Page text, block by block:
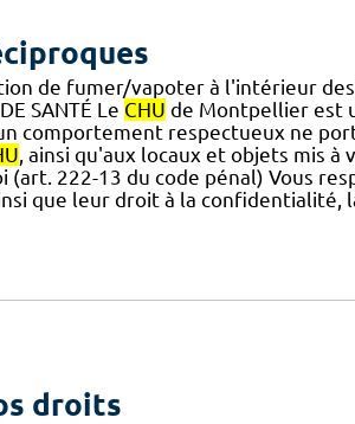
de fumer/vapoter à l'intérieur
SANTÉ Le CHU de Montpellier est
comportement respectueux ne
, ainsi qu'aux locaux et objets mis
222-13 du code pénal) Vous
que leur droit à la
droits